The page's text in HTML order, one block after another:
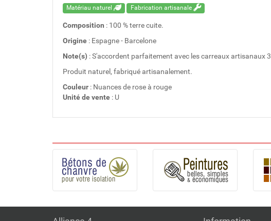
Matériau naturel Fabrication artisanale
Composition : 100 % terre cuite.
Origine : Espagne - Barcelone
Note(s) : S'accordent parfaitement avec les carreaux artisanaux
Produit naturel, fabriqué artisanalement.
Couleur : Nuances de rose à rouge
Unité de vente : U